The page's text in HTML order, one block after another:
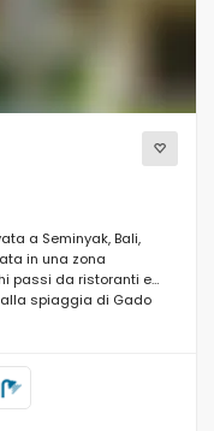
a Seminyak, Bali,
in una zona
passi da ristoranti e
spiaggia di Gado